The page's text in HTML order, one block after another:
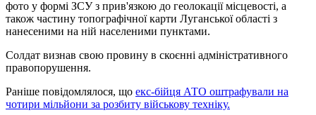
фото у формі ЗСУ з прив'язкою до геолокації місцевості, а
також частину топографічної карти Луганської області з
нанесеними на ній населеними пунктами.
Солдат визнав свою провину в скоєнні адміністративного
правопорушення.
Раніше повідомлялося, що екс-бійця АТО оштрафували на
чотири мільйони за розбиту військову техніку.